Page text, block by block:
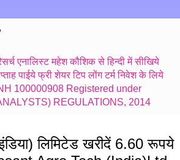
एनालिस्ट महेश कौशिक से हिन्दी में सीखिये
पाईये फ्री शेयर टिप लोंग टर्म निवेश के लिये
100000908 Registered under
REGULATIONS, 2014
लिमिटेड खरीदें 6.60 रूपये